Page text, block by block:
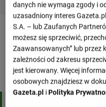
Tabele drużyny
El. MŚ UEFA -
danych nie wymaga zgody i
uzasadniony interes
S.A. – lub Zaufanych
możesz się sprzeciwić,
Zaawansowanych” lub
zależności od zakresu
jest kierowany. Więcej
osobowych znajdziesz w
Gazeta.pl iPolityka